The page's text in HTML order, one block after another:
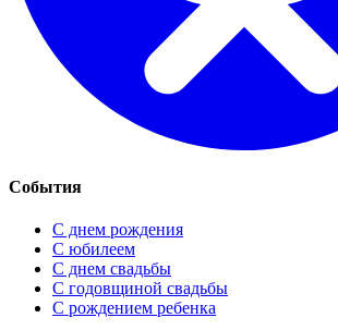
События
С днем рождения
С юбилеем
С днем свадьбы
С годовщиной свадьбы
С рождением ребенка